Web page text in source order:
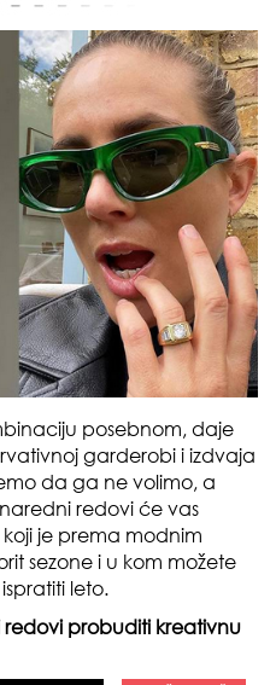
posebnom, daje
garderobi i izdvaja
da ga ne volimo, a
redovi će vas
koji je prema modnim
sezone i u kom možete
leto.
probuditi kreativnu